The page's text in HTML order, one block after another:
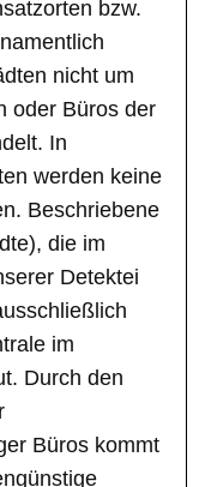
bzw.
nicht um
oder Büros der
In
werden keine
Beschriebene
die im
Detektei
im
Durch den
Büros kommt